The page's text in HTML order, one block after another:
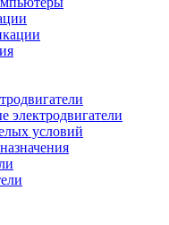
условий